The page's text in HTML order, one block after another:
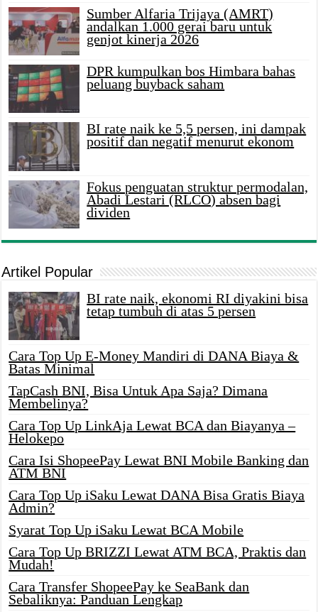
Sumber Alfaria Trijaya (AMRT)
andalkan 1.000 gerai baru untuk
genjot kinerja 2026
DPR kumpulkan bos Himbara bahas
peluang buyback saham
BI rate naik ke 5,5 persen, ini dampak
positif dan negatif menurut ekonom
Fokus penguatan struktur permodalan,
Abadi Lestari (RLCO) absen bagi
dividen
Artikel Popular
BI rate naik, ekonomi RI diyakini bisa
tetap tumbuh di atas 5 persen
Cara Top Up E-Money Mandiri di DANA Biaya &
Batas Minimal
TapCash BNI, Bisa Untuk Apa Saja? Dimana
Membelinya?
Cara Top Up LinkAja Lewat BCA dan Biayanya –
Helokepo
Cara Isi ShopeePay Lewat BNI Mobile Banking dan
ATM BNI
Cara Top Up iSaku Lewat DANA Bisa Gratis Biaya
Admin?
Syarat Top Up iSaku Lewat BCA Mobile
Cara Top Up BRIZZI Lewat ATM BCA, Praktis dan
Mudah!
Cara Transfer ShopeePay ke SeaBank dan
Sebaliknya: Panduan Lengkap